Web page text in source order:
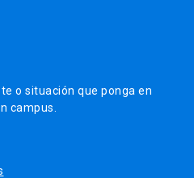
o situación que ponga en
campus.